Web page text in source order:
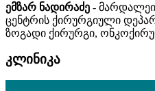
ემზარ ნადირაძე -
ცენტრის ქირურგიული
ზოგადი ქირურგი,
კლინიკა